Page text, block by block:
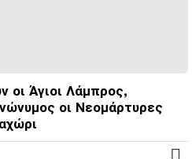
οι Άγιοι Λάμπρος,
οι Νεομάρτυρες